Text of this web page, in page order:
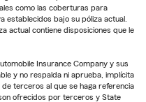
como las coberturas para
establecidos bajo su póliza actual.
actual contiene disposiciones que le
Insurance Company y sus
y no respalda ni aprueba, implícita
terceros al que se haga referencia
ofrecidos por terceros y State